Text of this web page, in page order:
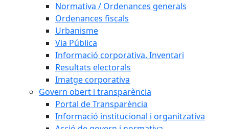
Normativa / Ordenances generals
Ordenances fiscals
Urbanisme
Via Pública
Informació corporativa. Inventari
Resultats electorals
Imatge corporativa
Govern obert i transparència
Portal de Transparència
Informació institucional i organitzativa